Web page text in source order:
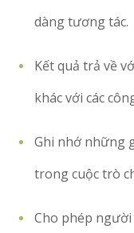
dàng tương tác.
Kết quả trả về
khác với các
Ghi nhớ những
trong cuộc trò
Cho phép